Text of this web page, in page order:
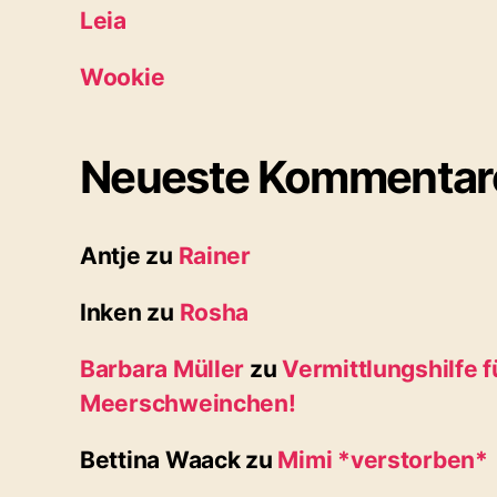
Leia
Wookie
Neueste
Antje zu Rainer
Inken zu Rosha
Barbara Müller zuVermittlungshilfe
Meerschweinchen!
Bettina Waackzu Mimi *verstorben*